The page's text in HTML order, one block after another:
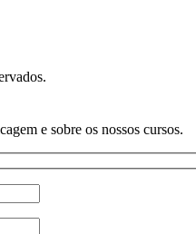
e sobre os nossos cursos.